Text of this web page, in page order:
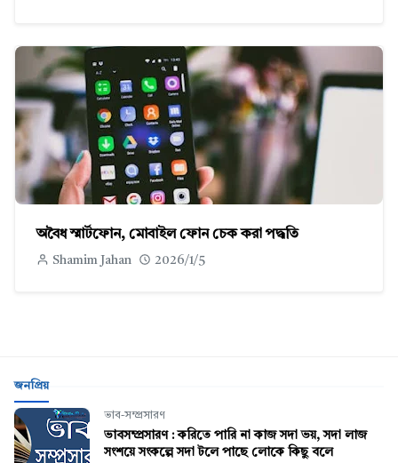
অবৈধ স্মার্টফোন, মোবাইল ফোন চেক করা পদ্ধতি
Shamim Jahan 2026/1/5
জনপ্রিয়
ভাব-সম্প্রসারণ
ভাবসম্প্রসারণ : করিতে পারি না কাজ সদা ভয়, সদা লাজ
সংশয়ে সংকল্পে সদা টলে পাছে লোকে কিছু বলে